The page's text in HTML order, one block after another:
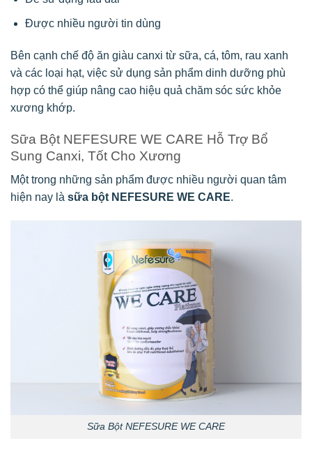
Được nhiều người tin dùng
Bên cạnh chế độ ăn giàu canxi từ sữa, cá, tôm, rau xanh
và các loại hạt, việc sử dụng sản phẩm dinh dưỡng phù
hợp có thể giúp nâng cao hiệu quả chăm sóc sức khỏe
xương khớp.
Sữa Bột NEFESURE WE CARE Hỗ Trợ Bổ
Sung Canxi, Tốt Cho Xương
Một trong những sản phẩm được nhiều người quan tâm
hiện nay là sữa bột NEFESURE WE CARE.
Sữa Bột NEFESURE WE CARE